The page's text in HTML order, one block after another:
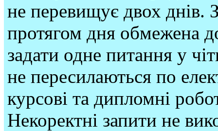
не перевищує двох днів.
протягом дня обмежена
задати одне питання у
не пересилаються по
курсові та дипломні
Некоректні запити не